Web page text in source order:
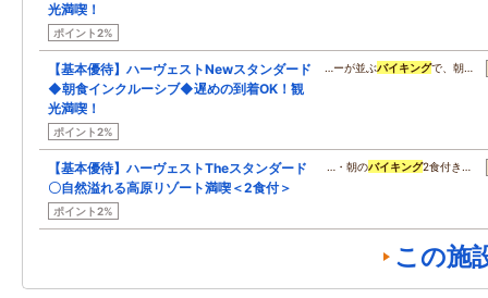
光満喫！
ポイント2%
【基本優待】ハーヴェストNewスタンダード
◆朝食インクルーシブ◆遅めの到着OK！観
光満喫！
ポイント2%
…ーが並ぶバイキングで、朝…
【基本優待】ハーヴェストTheスタンダード
〇自然溢れる高原リゾート満喫＜2食付＞
ポイント2%
…・朝のバイキング2食付き…
この施